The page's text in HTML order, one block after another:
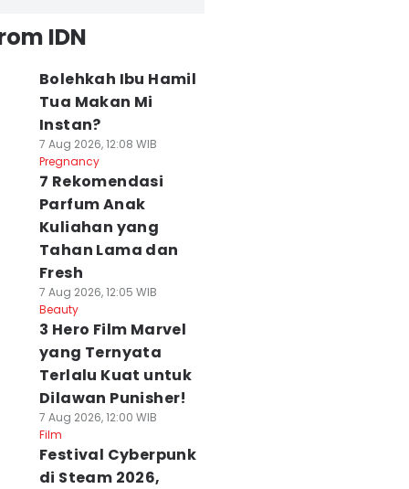
IDN
Bolehkah Ibu Hamil
Tua Makan Mi
Instan?
7 Aug 2026, 12:08 WIB
Pregnancy
7 Rekomendasi
Parfum Anak
Kuliahan yang
Tahan Lama dan
Fresh
7 Aug 2026, 12:05 WIB
Beauty
3 Hero Film Marvel
yang Ternyata
Terlalu Kuat untuk
Dilawan Punisher!
7 Aug 2026, 12:00 WIB
Film
Festival Cyberpunk
di Steam 2026,